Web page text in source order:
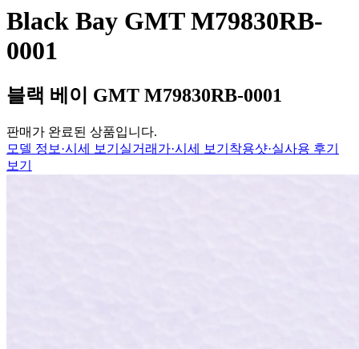
Black Bay GMT M79830RB-
0001
블랙 베이 GMT M79830RB-0001
판매가 완료된 상품입니다.
모델 정보·시세 보기 실거래가·시세 보기 착용샷·실사용 후기
보기